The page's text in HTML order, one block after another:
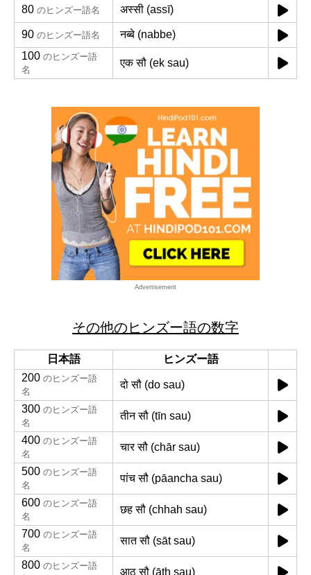
80 のヒンズー語名 अस्सी (assī)
90 のヒンズー語名
नब्बे (nabbe)
100 のヒンズー語
名
एक सौ (ek sau)
Advertisement
その他のヒンズー語の数字
日本語
ヒンズー語
200 のヒンズー語
名
दो सौ (do sau)
300 のヒンズー語
名
तीन सौ (tīn sau)
400 のヒンズー語
名
चार सौ (chār sau)
500 のヒンズー語
名
पांच सौ (pāancha sau)
600 のヒンズー語
名
छह सौ (chhah sau)
700 のヒンズー語
名
सात सौ (sāt sau)
800 のヒンズー語
आठ सौ (āṭh sau)